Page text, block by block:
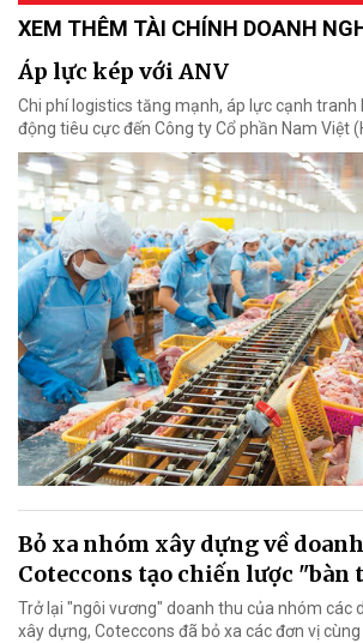
XEM THÊM TÀI CHÍNH DOANH
Áp lực kép với ANV
Chi phí logistics tăng mạnh, áp lực cạnh tranh
động tiêu cực đến Công ty Cổ phần Nam Việt
Bỏ xa nhóm xây dựng về
Coteccons tạo chiến lược "bàn
Trở lại "ngôi vương" doanh thu của nhóm các
xây dựng, Coteccons đã bỏ xa các đơn vị